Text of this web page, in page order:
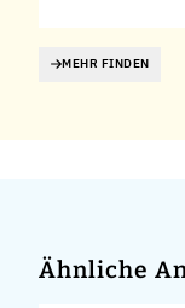
MEHR FINDEN
Ähnliche